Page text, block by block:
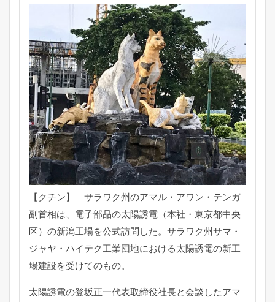
【クチン】 サラワク州のアマル・アワン・テンガ
副首相は、 電子部品の太陽誘電（本社・東京都中央
区） の新潟工場を公式訪問した。サラワク州サマ・
ジャヤ・ ハイテク工業団地における太陽誘電の新工
場建設を受けてのもの。
太陽誘電の登坂正一代表取締役社長と会談したアマ